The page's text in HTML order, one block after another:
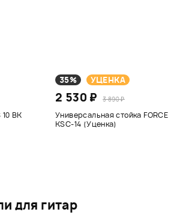
BK
35% УЦЕНКА
2 530 ₽ 3 890 ₽
Универсальная стойка FORCE
KSC-14 (Уценка)
для гитар